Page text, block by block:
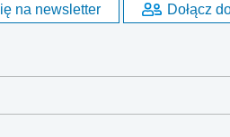
na newsletter Dołącz